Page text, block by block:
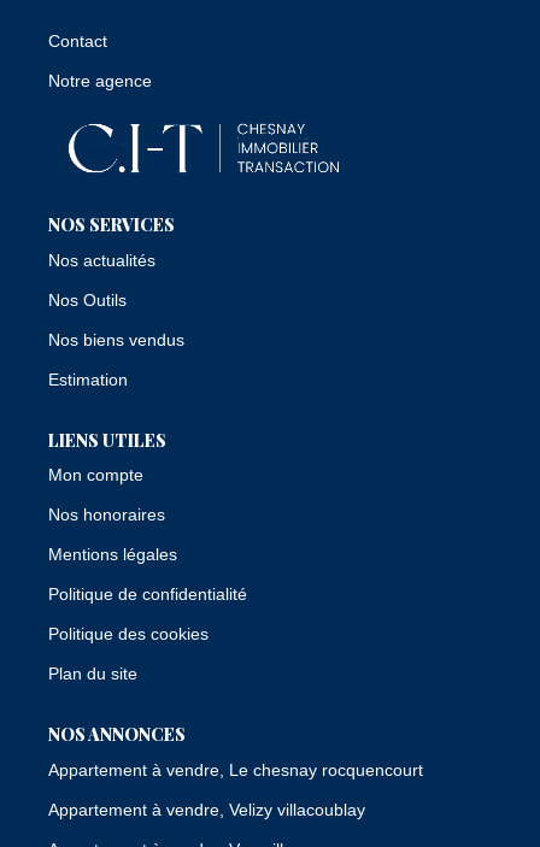
Contact
Notre agence
NOS SERVICES
Nos actualités
Nos Outils
Nos biens vendus
Estimation
LIENS UTILES
Mon compte
Nos honoraires
Mentions légales
Politique de confidentialité
Politique des cookies
Plan du site
NOS ANNONCES
Appartement à vendre, Le chesnay rocquencourt
Appartement à vendre, Velizy villacoublay